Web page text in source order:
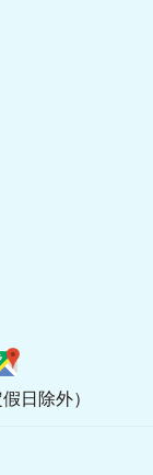
日除外）